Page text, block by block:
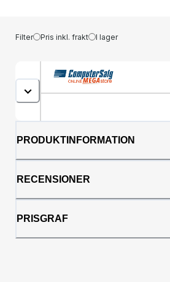
Filter Pris inkl. frakt I lager
PRODUKTINFORMATION
RECENSIONER
PRISGRAF